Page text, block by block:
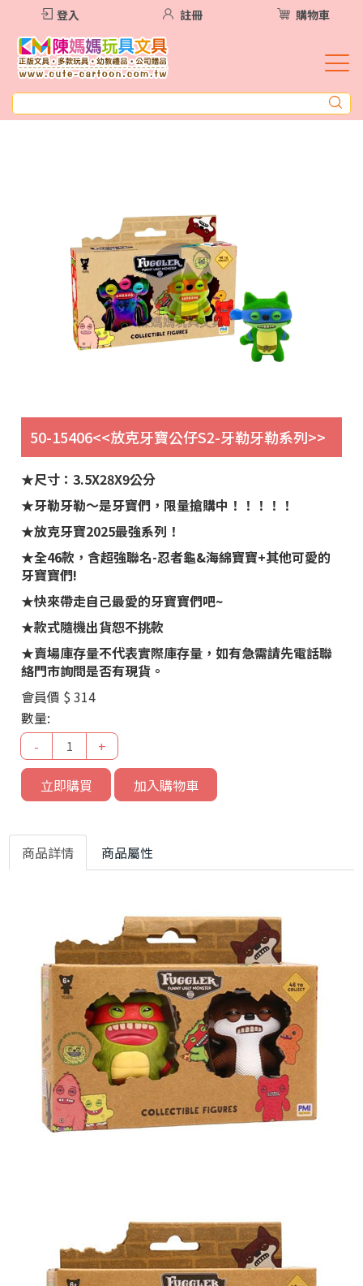
登入 註冊 購物車
50-15406<<放克牙寶公仔S2-牙勒牙勒系列>>
★尺寸：3.5X28X9公分
★牙勒牙勒～是牙寶們，限量搶購中！！！！！
★放克牙寶2025最強系列！
★全46款，含超強聯名-忍者龜&海綿寶寶+其他可愛的
牙寶寶們!
★快來帶走自己最愛的牙寶寶們吧~
★款式隨機出貨恕不挑款
★賣場庫存量不代表實際庫存量，如有急需請先電話聯
絡門市詢問是否有現貨。
會員價 $ 314
數量:
-
+
立即購買
加入購物車
商品詳情 商品屬性